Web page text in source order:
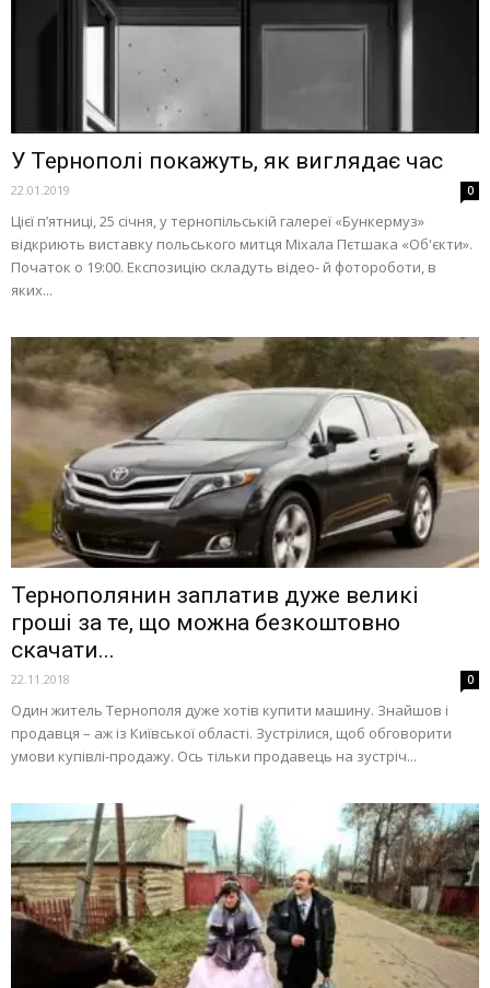
У Тернополі покажуть, як виглядає час
22.01.2019 0
Цієї п’ятниці, 25 січня, у тернопільській галереї «Бункермуз»
відкриють виставку польського митця Міхала Пєтшака «Об'єкти».
Початок о 19:00. Експозицію складуть відео- й фотороботи, в
яких...
Тернополянин заплатив дуже великі
гроші за те, що можна безкоштовно
скачати...
22.11.2018 0
Один житель Тернополя дуже хотів купити машину. Знайшов і
продавця – аж із Київської області. Зустрілися, щоб обговорити
умови купівлі-продажу. Ось тільки продавець на зустріч...